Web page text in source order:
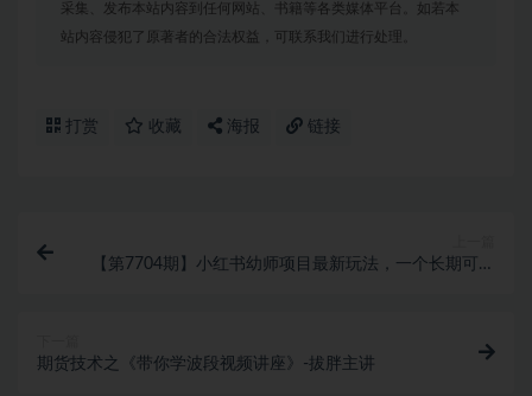
采集、发布本站内容到任何网站、书籍等各类媒体平台。如若本
站内容侵犯了原著者的合法权益，可联系我们进行处理。
打赏 收藏 海报 链接
【第7704期】小红书幼师项目最新玩法，一个长期可以
期货技术之《带你学波段视频讲座》-拔胖主讲